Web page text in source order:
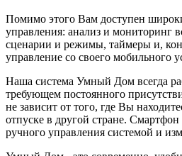
Помимо этого Вам доступен
управления: анализ и мониторинг
сценарии и режимы, таймеры и,
управление со своего мобильного
Наша система Умный Дом всегда
требующем постоянного
не зависит от того, где Вы
отпуске в другой стране.
ручного управления системой и